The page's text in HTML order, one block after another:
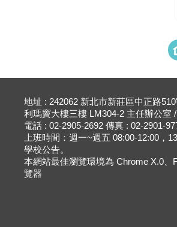
地址 : 242062 新北市新莊區中正路510
利瑪竇大樓三樓 LM304-2 主任辦公室
電話 : 02-2905-2692 傳真 : 02-2901-
上班時間：週一~週五 08:00-12:00，
學校公告。
本網站最佳瀏覽環境為 Chrome X.0、
覽器